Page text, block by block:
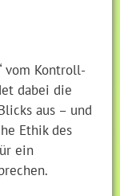
vom Kontroll-
dabei die
aus – und
Ethik des
ein